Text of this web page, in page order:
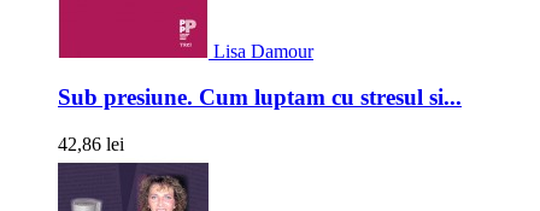
Lisa Damour
Sub presiune. Cum luptam cu stresul si...
42,86 lei